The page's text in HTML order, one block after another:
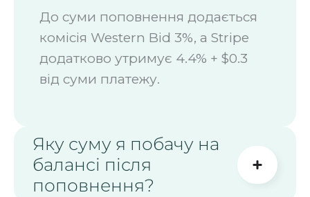
До суми поповнення додається
комісія Western Bid 3%, а Stripe
додатково утримує 4.4% + $0.3
від суми платежу.
Яку суму я побачу на
балансі після
поповнення?